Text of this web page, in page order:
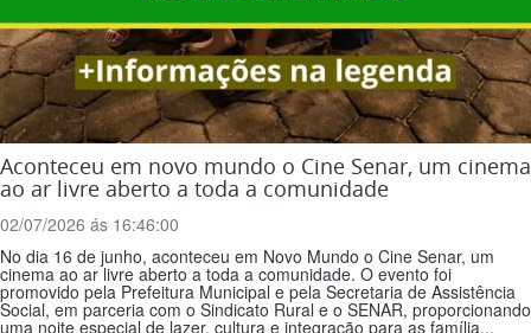
Aconteceu em novo mundo o Cine Senar, um cinema
ao ar livre aberto a toda a comunidade
02/07/2026 ás 16:46:00
No dia 16 de junho, aconteceu em Novo Mundo o Cine Senar, um
cinema ao ar livre aberto a toda a comunidade. O evento foi
promovido pela Prefeitura Municipal e pela Secretaria de Assistência
Social, em parceria com o Sindicato Rural e o SENAR, proporcionando
uma noite especial de lazer, cultura e integração para as família...